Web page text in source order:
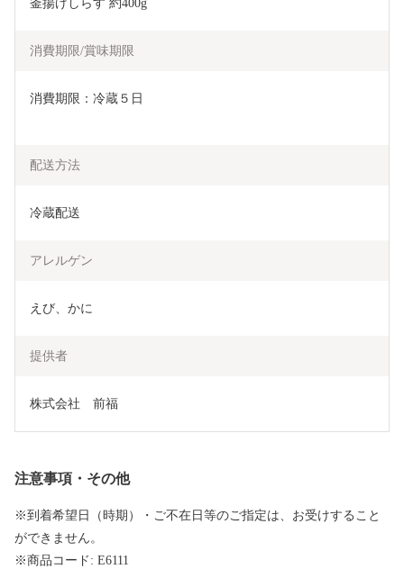
釜揚げしらす 約400g
消費期限/賞味期限
消費期限：冷蔵５日
配送方法
冷蔵配送
アレルゲン
えび、かに
提供者
株式会社　前福
注意事項・その他
※到着希望日（時期）・ご不在日等のご指定は、お受けすること
ができません。
※商品コード: E6111